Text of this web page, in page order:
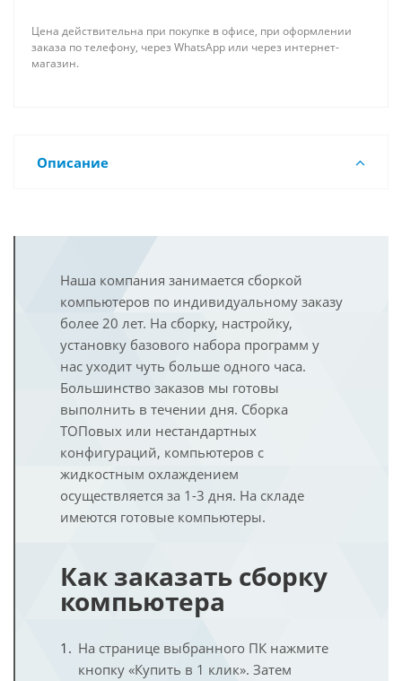
Цена действительна при покупке в офисе, при оформлении
заказа по телефону, через WhatsApp или через интернет-
магазин.
Описание
Наша компания занимается сборкой
компьютеров по индивидуальному заказу
более 20 лет. На сборку, настройку,
установку базового набора программ у
нас уходит чуть больше одного часа.
Большинство заказов мы готовы
выполнить в течении дня. Сборка
ТОПовых или нестандартных
конфигураций, компьютеров с
жидкостным охлаждением
осуществляется за 1-3 дня. На складе
имеются готовые компьютеры.
Как заказать сборку
компьютера
На странице выбранного ПК нажмите
кнопку «Купить в 1 клик». Затем